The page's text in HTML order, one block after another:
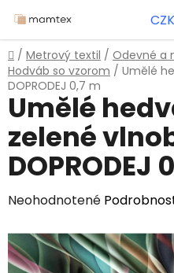
na
obsah
CZK
Domov
/ Metrový textil / Odevné a
Hodváb so vzorom / Umělé
DOPRODEJ 0,7 m
Umělé
zelené
DOPRODEJ
Priemerné
produktu
je
Neohodnotené